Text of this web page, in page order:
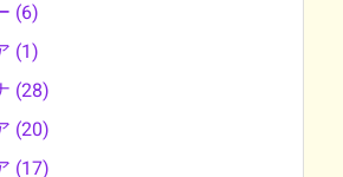
(6)
(1)
(28)
(20)
(17)